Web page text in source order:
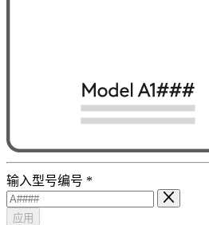
输入型号编号 *
应用